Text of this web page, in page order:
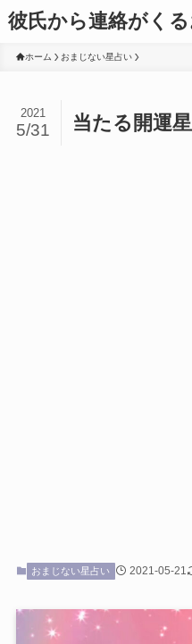
彼氏から連絡がく
ホーム おまじない星占い
当たる開運
2021
5/31
おまじない星占い 2021-05-21